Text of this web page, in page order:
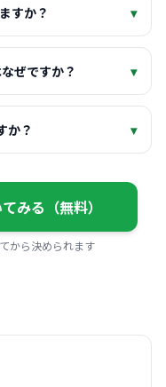
すか？ ▾
ぜですか？ ▾
か？ ▾
みる（無料）
から決められます